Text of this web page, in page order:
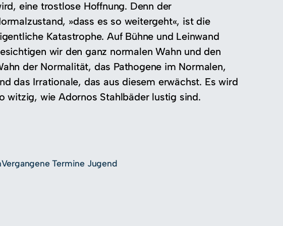
eine trostlose Hoffnung. Denn der
»dass es so weitergeht«, ist die
Katastrophe. Auf Bühne und Leinwand
wir den ganz normalen Wahn und den
der Normalität, das Pathogene im Normalen,
das Irrationale, das aus diesem erwächst. Es wird
witzig, wie Adornos Stahlbäder lustig sind.
Vergangene Termine Jugend